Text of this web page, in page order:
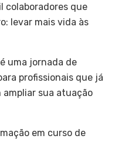
colaboradores que
levar mais vida às
é uma jornada de
profissionais que já
ampliar sua atuação
em curso de